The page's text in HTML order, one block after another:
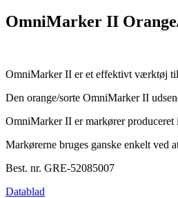
OmniMarker II
OmniMarker II er et effektivt værktøj til
Den orange/sorte OmniMarker II
OmniMarker II er markører
Markørerne bruges ganske enkelt ved
Best. nr. GRE-52085007
Datablad